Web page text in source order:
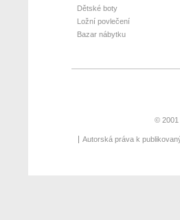
Dětské boty
Ložní povlečení
Bazar nábytku
© 2001
Autorská práva k